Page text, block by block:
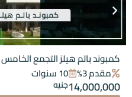
كمبوند بالم هيلز التجمع الخامس Palm Hills New Cairo
مقدم 3%
10 سنوات
14,000,000جنيه